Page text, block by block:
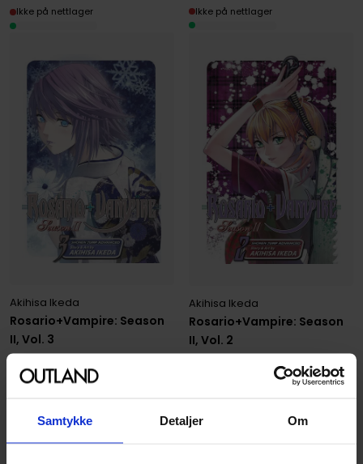
Samtykke Detaljer Om
Rosario+Vampire: Season
II, Vol. 3
Akihisa Ikeda
Paperback · Engelsk
Ikke på nettlager
Rosario+Vampire: Season
II, Vol. 2
Akihisa Ikeda
Paperback · Engelsk
Ikke på nettlager
14900
134,10
149